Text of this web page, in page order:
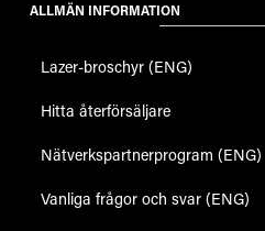
ALLMÄN INFORMATION
Lazer-broschyr (ENG)
Hitta återförsäljare
Nätverkspartnerprogram (ENG)
Vanliga frågor och svar (ENG)